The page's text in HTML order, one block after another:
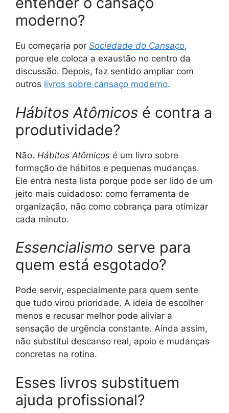
moderno?
Eu começaria por Sociedade do Cansaço,
porque ele coloca a exaustão no centro da
discussão. Depois, faz sentido ampliar com
outros livros sobre cansaço moderno.
Hábitos Atômicos é contra a
produtividade?
Não. Hábitos Atômicos é um livro sobre
formação de hábitos e pequenas mudanças.
Ele entra nesta lista porque pode ser lido de um
jeito mais cuidadoso: como ferramenta de
organização, não como cobrança para otimizar
cada minuto.
Essencialismo serve para
quem está esgotado?
Pode servir, especialmente para quem sente
que tudo virou prioridade. A ideia de escolher
menos e recusar melhor pode aliviar a
sensação de urgência constante. Ainda assim,
não substitui descanso real, apoio e mudanças
concretas na rotina.
Esses livros substituem
ajuda profissional?